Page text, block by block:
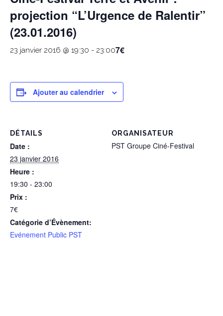
projection “L’Urgence de Ralentir”
(23.01.2016)
23 janvier 2016 @ 19:30 - 23:007€
Ajouter au calendrier
DÉTAILS
Date :
23 janvier 2016
Heure :
19:30 - 23:00
Prix :
7€
Catégorie d’Évènement:
Evénement Public PST
ORGANISATEUR
PST Groupe Ciné-Festival